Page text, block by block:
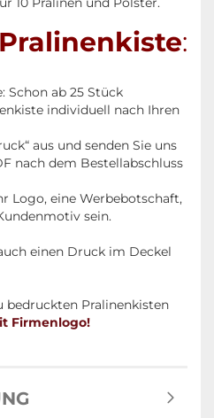
:
Schon ab 25 Stück
individuell nach Ihren
aus und senden Sie uns
nach dem Bestellabschluss
Logo, eine Werbebotschaft,
sein.
einen Druck im Deckel
Pralinenkisten
Firmenlogo!